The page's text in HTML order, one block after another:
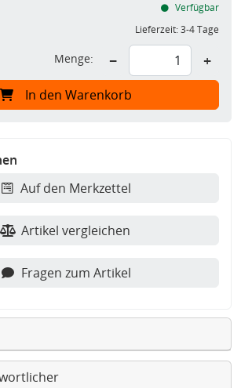
Verfügbar
Lieferzeit:3-4 Tage
Menge: − +
In den Warenkorb
Auf den Merkzettel
Artikel vergleichen
Fragen zum Artikel